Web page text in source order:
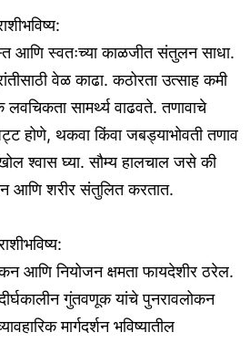
आणि स्वतःच्या काळजीत संतुलन साधा.
वेळ काढा. कठोरता उत्साह कमी
सामर्थ्य वाढवते. तणावाचे
होणे, थकवा किंवा जबड्याभोवती तणाव
श्वास घ्या. सौम्य हालचाल जसे की
आणि शरीर संतुलित करतात.
आणि नियोजन क्षमता फायदेशीर ठरेल.
गुंतवणूक यांचे पुनरावलोकन
मार्गदर्शन भविष्यातील